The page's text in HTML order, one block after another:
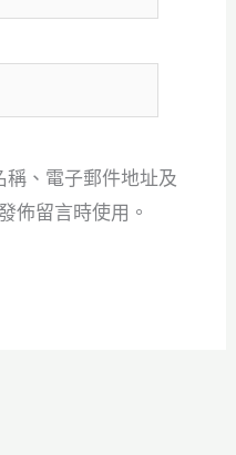
稱、電子郵件地址及
佈留言時使用。